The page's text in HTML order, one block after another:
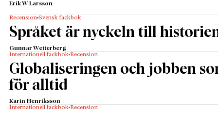
Erik W Larsson
Recension Svensk fackbok
Språket är nyckeln till
Gunnar Wetterberg
Internationell fackbok Recension
Globaliseringen och jobben
för alltid
Karin Henriksson
Internationell fackbok Recension